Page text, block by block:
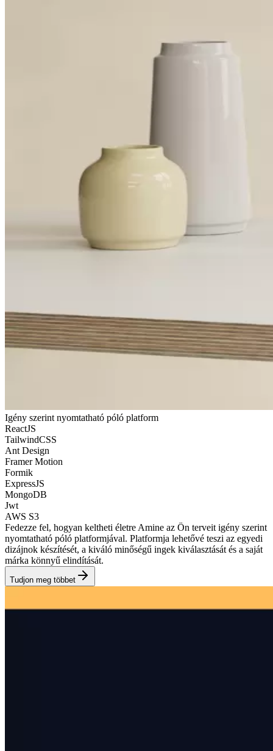
Igény szerint nyomtatható póló platform
ReactJS
TailwindCSS
Ant Design
Framer Motion
Formik
ExpressJS
MongoDB
Jwt
AWS S3
Fedezze fel, hogyan keltheti életre Amine az Ön terveit igény szerint
nyomtatható póló platformjával. Platformja lehetővé teszi az egyedi
dizájnok készítését, a kiváló minőségű ingek kiválasztását és a saját
márka könnyű elindítását.
Tudjon meg többet